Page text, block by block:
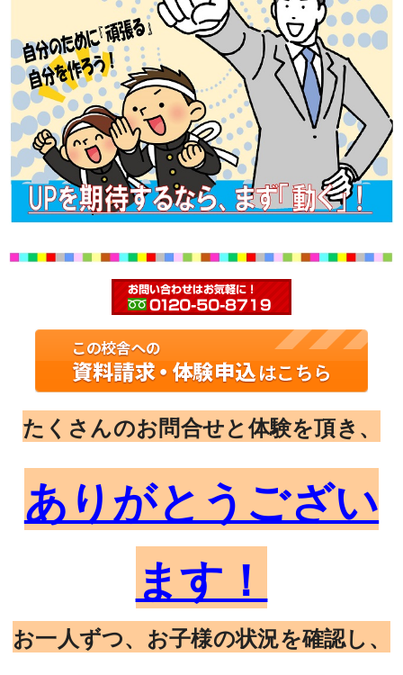
たくさんのお問合せと体験を頂き、
ありがとうござい
ます！
お一人ずつ、お子様の状況を確認し、